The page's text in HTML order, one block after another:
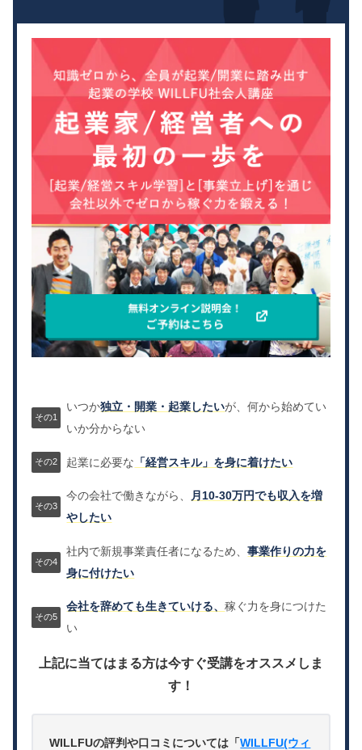
いつか独立・開業・起業したいが、何から始めてい
いか分からない
起業に必要な 「経営スキル」を身に着けたい
今の会社で働きながら、
月10-30万円でも収入を増
やしたい
社内で新規事業責任者になるため、事業作りの力を
身に付けたい
会社を辞めても生きていける、稼ぐ力を身につけた
い
上記に当てはまる方は今すぐ受講をオススメしま
す！
WILLFUの評判や口コミについては「WILLFU(ウィ